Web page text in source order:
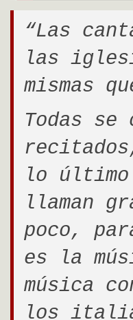
“Las
las
mismas
Todas se
lo último
llaman
poco,
es la
música
los